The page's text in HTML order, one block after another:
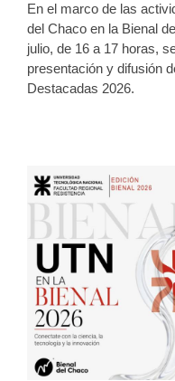
En el marco de las
del Chaco en la Bienal
julio, de 16 a 17 horas,
presentación y difusión
Destacadas 2026.